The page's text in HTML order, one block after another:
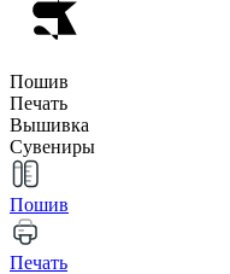
Пошив
Печать
Вышивка
Сувениры
Пошив
Печать